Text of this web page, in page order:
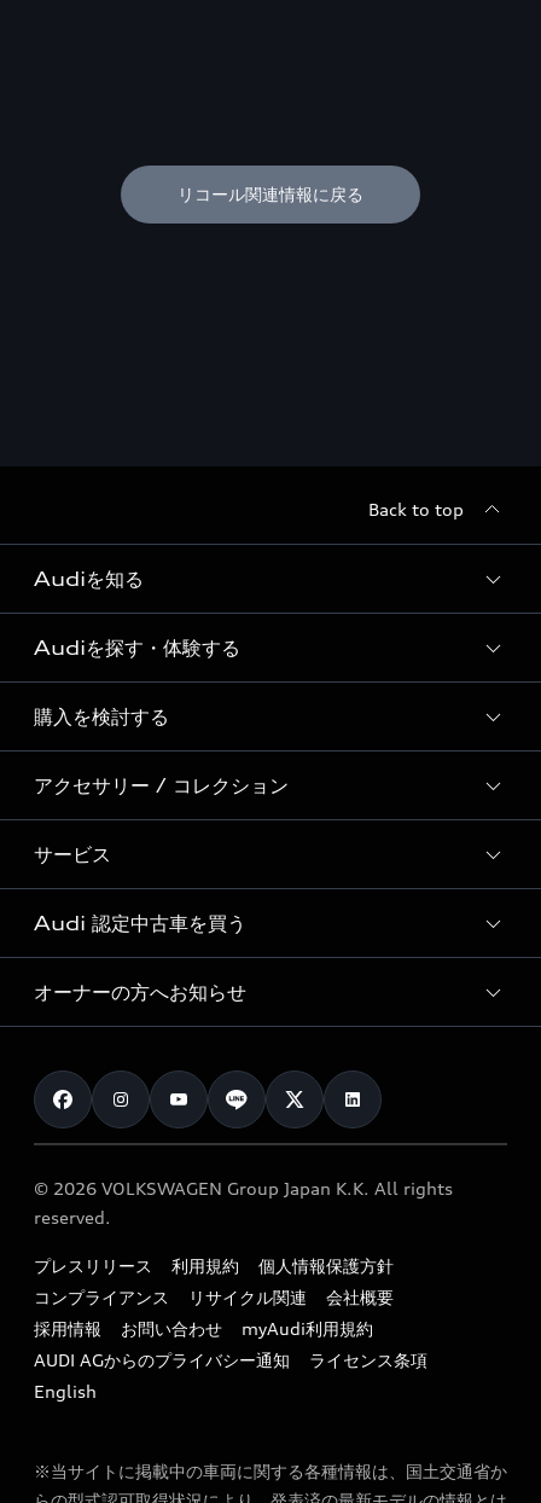
リコール関連情報に戻る
Back to top
Audiを知る
Audi ブランド
Story of Progress
Audi Sport
Formula 1®
デジタルサービス
Audiを探す・体験する
ディーラー検索
新車在庫検索
試乗車・展示車検索
見積もり依頼
試乗予約
購入を検討する
モデル一覧
特別仕様モデル / 限定モデル
e-tronラインアップ
価格シミュレーション
車両比較
カタログ一覧
アクセサリー / コレクション
純正アクセサリー
オンラインショップ
Audi collection
アウディナビアプリ
サービス
サービス入庫予約
サービスプログラム
メンテナンス
車検 / 定期点検
e-tronアフターサポート
myAudi
Audi 認定中古車を買う
Audi認定中古車
クオリティ
保証
メンテナンス
ファイナンス
キャンペーン / イベント
買取査定
オーナーの方へお知らせ
お知らせ
オーナー様向けキャンペーン
特定整備適用車一覧
リサイクル法
よくある質問（FAQ）
© 2026 VOLKSWAGEN Group Japan K.K. All rights
reserved.
プレスリリース 利用規約
個人情報保護方針
コンプライアンス
リサイクル関連
会社概要
採用情報
お問い合わせ
myAudi利用規約
AUDI AGからのプライバシー通知
ライセンス条項
English
※当サイトに掲載中の車両に関する各種情報は、国土交通省か